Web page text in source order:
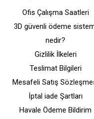
Ofis Çalışma Saatleri
3D güvenli ödeme
nedir?
Gizlilik İlkeleri
Teslimat Bilgileri
Mesafeli Satış
İptal iade Şartları
Havale Ödeme Bildirim